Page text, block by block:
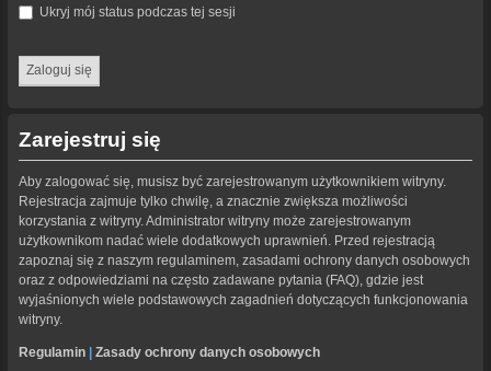
Ukryj mój status podczas tej sesji
Zarejestruj się
Aby zalogować się, musisz być zarejestrowanym użytkownikiem witryny.
Rejestracja zajmuje tylko chwilę, a znacznie zwiększa możliwości
korzystania z witryny. Administrator witryny może zarejestrowanym
użytkownikom nadać wiele dodatkowych uprawnień. Przed rejestracją
zapoznaj się z naszym regulaminem, zasadami ochrony danych osobowych
oraz z odpowiedziami na często zadawane pytania (FAQ), gdzie jest
wyjaśnionych wiele podstawowych zagadnień dotyczących funkcjonowania
witryny.
Regulamin Zasady ochrony danych osobowych